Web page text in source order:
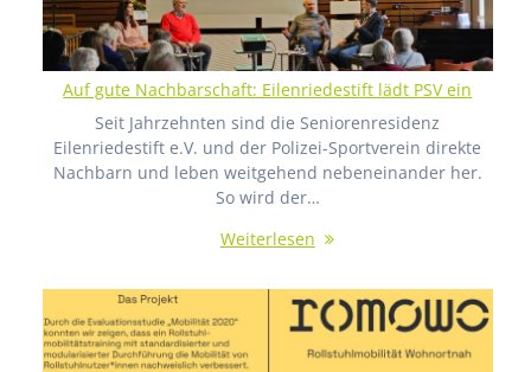
Auf gute Nachbarschaft: Eilenriedestift lädt PSV ein
Seit Jahrzehnten sind die Seniorenresidenz
Eilenriedestift e.V. und der Polizei-Sportverein direkte
Nachbarn und leben weitgehend nebeneinander her.
So wird der…
Weiterlesen